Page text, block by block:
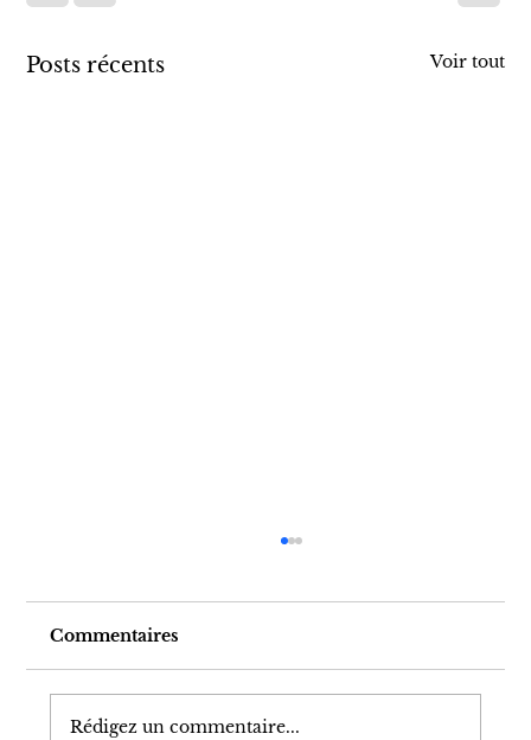
Posts récents Voir tout
Commentaires
Rédigez un commentaire...